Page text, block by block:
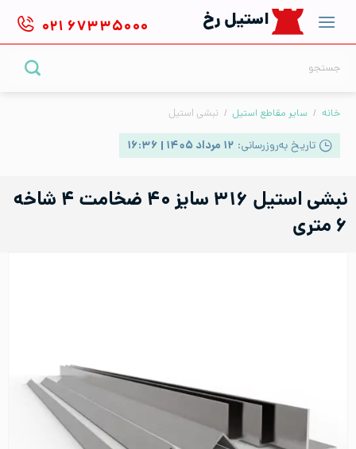
content
استیل رخ ۰۲۱ ۶۷۳۳۵۰۰۰
خانه / سایر مقاطع استیل / نبشی استیل
تاریخ به‌روزرسانی: ۱۲ مرداد ۱۴۰۵ | ۱۶:۳۶
نبشی استیل ۳۱۶ سایز ۴۰ ضخامت ۴ شاخه
۶ متری